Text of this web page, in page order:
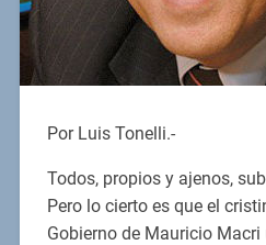
Por Luis Tonelli.-
Todos, propios y ajenos,
Pero lo cierto es que el
Gobierno de Mauricio